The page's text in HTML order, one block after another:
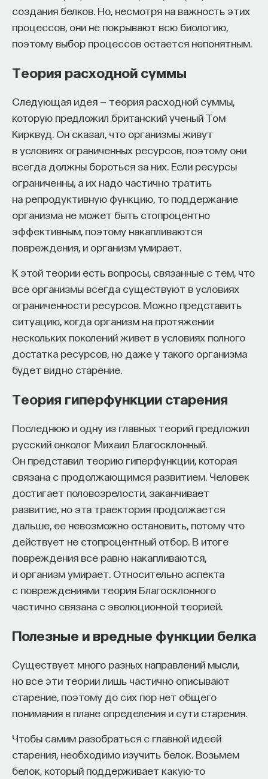
создания белков. Но, несмотря на важность этих
процессов, они не покрывают всю биологию,
поэтому выбор процессов остается непонятным.
Теория расходной суммы
Следующая идея — теория расходной суммы,
которую предложил британский ученый Том
Кирквуд. Он сказал, что организмы живут
в условиях ограниченных ресурсов, поэтому они
всегда должны бороться за них. Если ресурсы
ограниченны, а их надо частично тратить
на репродуктивную функцию, то поддержание
организма не может быть стопроцентно
эффективным, поэтому накапливаются
повреждения, и организм умирает.
К этой теории есть вопросы, связанные с тем, что
все организмы всегда существуют в условиях
ограниченности ресурсов. Можно представить
ситуацию, когда организм на протяжении
нескольких поколений живет в условиях полного
достатка ресурсов, но даже у такого организма
будет видно старение.
Теория гиперфункции старения
Последнюю и одну из главных теорий предложил
русский онколог Михаил Благосклонный.
Он представил теорию гиперфункции, которая
связана с продолжающимся развитием. Человек
достигает половозрелости, заканчивает
развитие, но эта траектория продолжается
дальше, ее невозможно остановить, потому что
действует не стопроцентный отбор. В итоге
повреждения все равно накапливаются,
и организм умирает. Относительно аспекта
с повреждениями теория Благосклонного
частично связана с эволюционной теорией.
Полезные и вредные функции белка
Существует много разных направлений мысли,
но все эти теории лишь частично описывают
старение, поэтому до сих пор нет общего
понимания в плане определения и сути старения.
Чтобы самим разобраться с главной идеей
старения, необходимо изучить белок. Возьмем
белок, который поддерживает какую-то
препаратам.
Узнайте больше про вирус иммунодефицита
Биолог Андрей Козлов подробно ответил
разрабатывают
вакцину от ВИЧ-инфекции
«Продукты с ГМО опасны»
Все трансгенные растения проходят испытания
на биобезопасность.
Дмитрий Дорохов, биолог:
Одна из основных причин расслоение общества
и протестного движения против ГМО в том, что
мало кто знает, что такое трансгенное растение.
До сих пор в ходу аргументы на уровне
«трансгенный картофель вреден», «трансгенная
кукуруза вредна», а ведь только трансгенной
кукурузы около 100 различных линий с разными
признаками.
У генетиков есть понятие «трансформационное
в ходе которых генно-инженерная конструкция
внедряется в геном растения. В результате
получают набор независимых трансформантов —
это порядка 10 000 уникальных трансгенных
растений. Среди этих 10 000 отбирают только
практически не отличаются от исходного
Каждый раз генно-инженерная ДНК встраивается
в разные места генома, обуславливая
уникальность трансформационного события. Если
структурный фрагмент генома), отвечавший
за ту или иную функцию, то такие генотипы
нейтральный и в него встраивается генно-
полезные свойства исходного растения.
Каждое трансгенное растение подлежит